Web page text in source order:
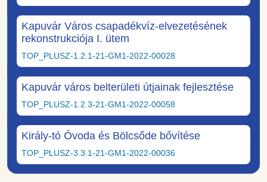
Kapuvár Város csapadékvíz-elvezetésének
rekonstrukciója I. ütem
TOP_PLUSZ-1.2.1-21-GM1-2022-00028
Kapuvár város belterületi útjainak fejlesztése
TOP_PLUSZ-1.2.3-21-GM1-2022-00058
Király-tó Óvoda és Bölcsőde bővítése
TOP_PLUSZ-3.3.1-21-GM1-2022-00036